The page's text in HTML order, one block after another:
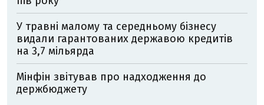
У травні малому та середньому бізнесу
видали гарантованих державою кредитів
на 3,7 мільярда
Мінфін звітував про надходження до
держбюджету